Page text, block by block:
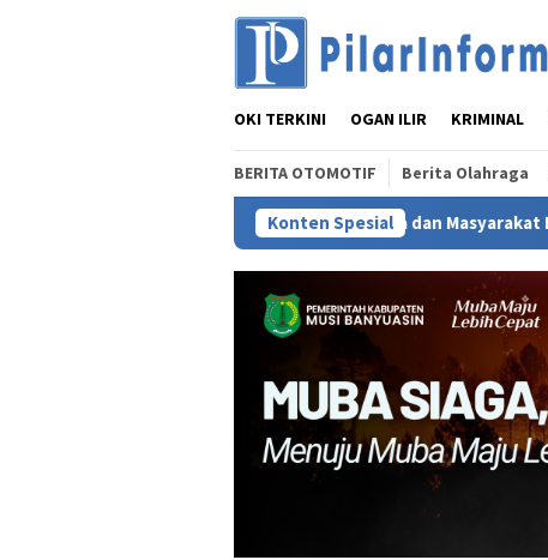
OKI TERKINI OGAN ILIR KRIMINAL
BERITA OTOMOTIF Berita Olahraga
Konten Spesial
Gabungan Lembaga dan Masyarakat MUBA Bersatu